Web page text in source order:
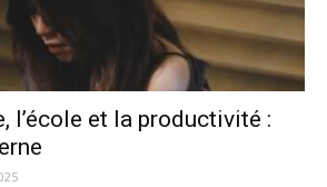
l’école et la productivité :